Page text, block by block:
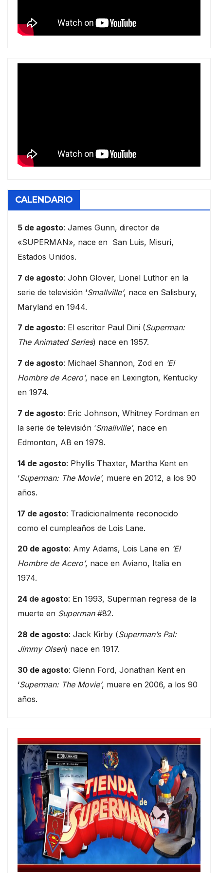
CALENDARIO
5 de agosto: James Gunn, director de
«SUPERMAN», nace en San Luis, Misuri,
Estados Unidos.
7 de agosto: John Glover, Lionel Luthor en la
serie de televisión ‘Smallville’, nace en Salisbury,
Maryland en 1944.
7 de agosto: El escritor Paul Dini (Superman:
The Animated Series) nace en 1957.
7 de agosto: Michael Shannon, Zod en ‘El
Hombre de Acero’, nace en Lexington, Kentucky
en 1974.
7 de agosto: Eric Johnson, Whitney Fordman en
la serie de televisión ‘Smallville’, nace en
Edmonton, AB en 1979.
14 de agosto: Phyllis Thaxter, Martha Kent en
‘Superman: The Movie’, muere en 2012, a los 90
años.
17 de agosto: Tradicionalmente reconocido
como el cumpleaños de Lois Lane.
20 de agosto: Amy Adams, Lois Lane en ‘El
Hombre de Acero’, nace en Aviano, Italia en
1974.
24 de agosto: En 1993, Superman regresa de la
muerte en Superman#82.
28 de agosto: Jack Kirby (Superman’s Pal:
Jimmy Olsen) nace en 1917.
30 de agosto: Glenn Ford, Jonathan Kent en
‘Superman: The Movie’, muere en 2006, a los 90
años.